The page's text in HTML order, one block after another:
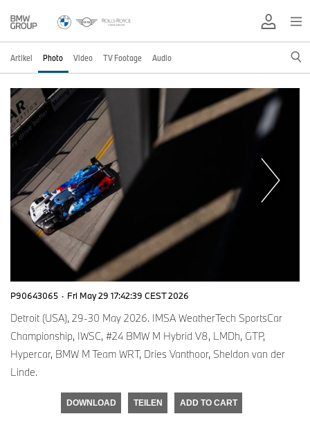
Artikel Photo Video TV Footage Audio
P90643065 · Fri May 29 17:42:39 CEST 2026
Detroit (USA), 29-30 May 2026. IMSA WeatherTech SportsCar
Championship, IWSC, #24 BMW M Hybrid V8, LMDh, GTP,
Hypercar, BMW M Team WRT, Dries Vanthoor, Sheldon van der
Linde.
DOWNLOAD TEILEN ADD TO CART